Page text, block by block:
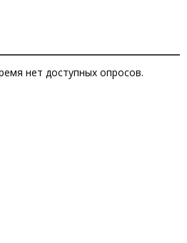
нет доступных опросов.